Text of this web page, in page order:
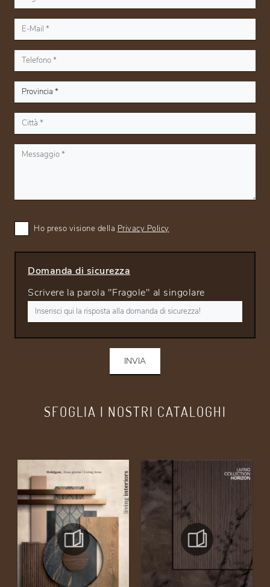
SFOGLIA I NOSTRI CATALOGHI
Ho preso visione della Privacy Policy
Domanda di sicurezza
Scrivere la parola "Fragole" al singolare
INVIA